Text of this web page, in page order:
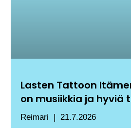
Lasten Tattoon
on musiikkia ja hyviä
Reimari 21.7.2026